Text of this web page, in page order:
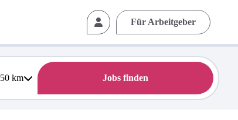
Für Arbeitgeber
50km Jobs finden